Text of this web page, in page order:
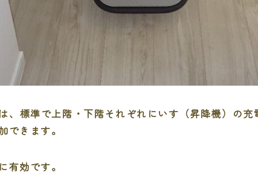
、標準で上階・下階それぞれにいす（昇降機）の
できます。
有効です。